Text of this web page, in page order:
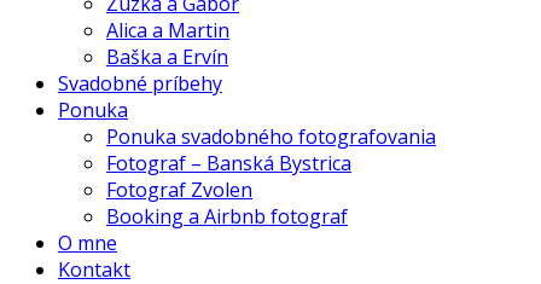
Alica a Martin
Baška a Ervín
Svadobné príbehy
Ponuka
Ponuka svadobného fotografovania
Fotograf – Banská Bystrica
Fotograf Zvolen
Booking a Airbnb fotograf
O mne
Kontakt